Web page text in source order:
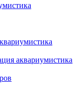
аквариумистика